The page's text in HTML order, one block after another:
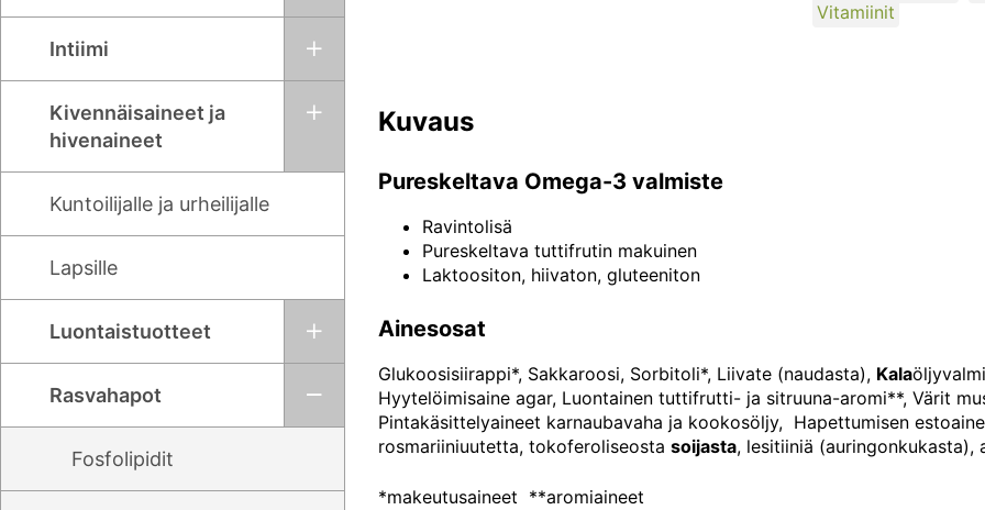
Intiimi
Kivennäisaineet ja
hivenaineet
Kuntoilijalle ja urheilijalle
Lapsille
Luontaistuotteet
Rasvahapot
Fosfolipidit
Vitamiinit
Kuvaus
Pureskeltava Omega-3 valmiste
Ravintolisä
Pureskeltava tuttifrutin makuinen
Laktoositon, hiivaton, gluteeniton
Ainesosat
Glukoosisiirappi*, Sakkaroosi, Sorbitoli*, Liivate (naudasta), Kala
Hyytelöimisaine agar, Luontainen tuttifrutti- ja sitruuna-aromi**, Värit
Pintakäsittelyaineet karnaubavaha ja kookosöljy, Hapettumisen
rosmariiniuutetta, tokoferoliseosta soijasta, lesitiiniä
*makeutusaineet **aromiaineet